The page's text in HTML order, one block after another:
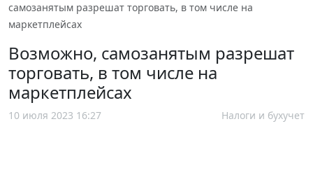
самозанятым разрешат торговать, в том числе на
маркетплейсах
Возможно, самозанятым разрешат
торговать, в том числе на
маркетплейсах
10 июля 2023 16:27 Налоги и бухучет